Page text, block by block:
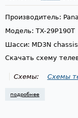
Производитель:
Модель: TX-29P190T
Шасси: MD3N chassis
Скачать схему
Схемы: Схемы
подробнее